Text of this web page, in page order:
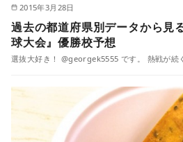
2015年3月28日
過去の都道府県別データから見
球大会』優勝校予想
選抜大好き！ @georgek5555 です。 熱戦が続